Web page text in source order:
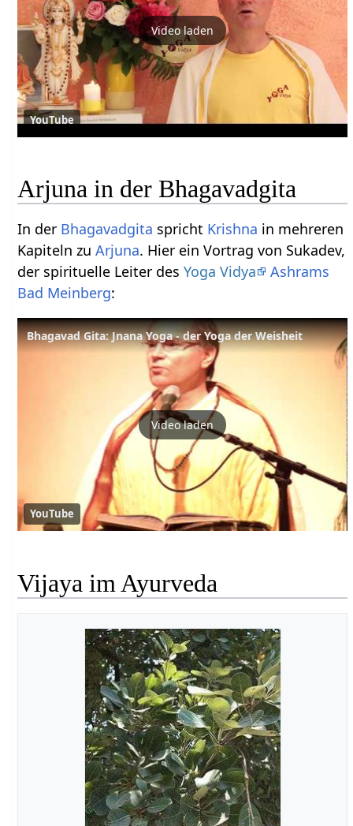
Video laden
YouTube
Arjuna in der Bhagavadgita
In der Bhagavadgita spricht Krishna in mehreren
Kapiteln zuArjuna. Hier ein Vortrag von Sukadev,
der spirituelle Leiter desYoga Vidya
Ashrams
Bad Meinberg:
Bhagavad Gita: Jnana Yoga - der Yoga der Weisheit
Video laden
YouTube
Vijaya im Ayurveda